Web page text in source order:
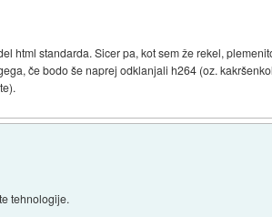
html standarda. Sicer pa, kot sem že rekel,
če bodo še naprej odklanjali h264 (oz.
tehnologije.